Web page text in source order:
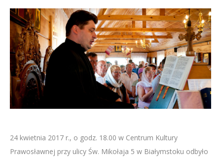
24 kwietnia 2017 r., o godz. 18.00 w Centrum Kultury
Prawosławnej przy ulicy Św. Mikołaja 5 w Białymstoku odbyło